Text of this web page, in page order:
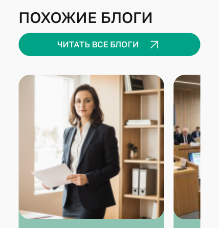
ПОХОЖИЕ БЛОГИ
ЧИТАТЬ ВСЕ БЛОГИ